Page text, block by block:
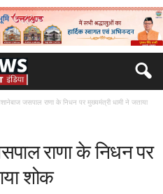
जसपाल राणा के निधन पर मुख्यमंत्री धामी ने जताया
राणा के निधन पर
शोक